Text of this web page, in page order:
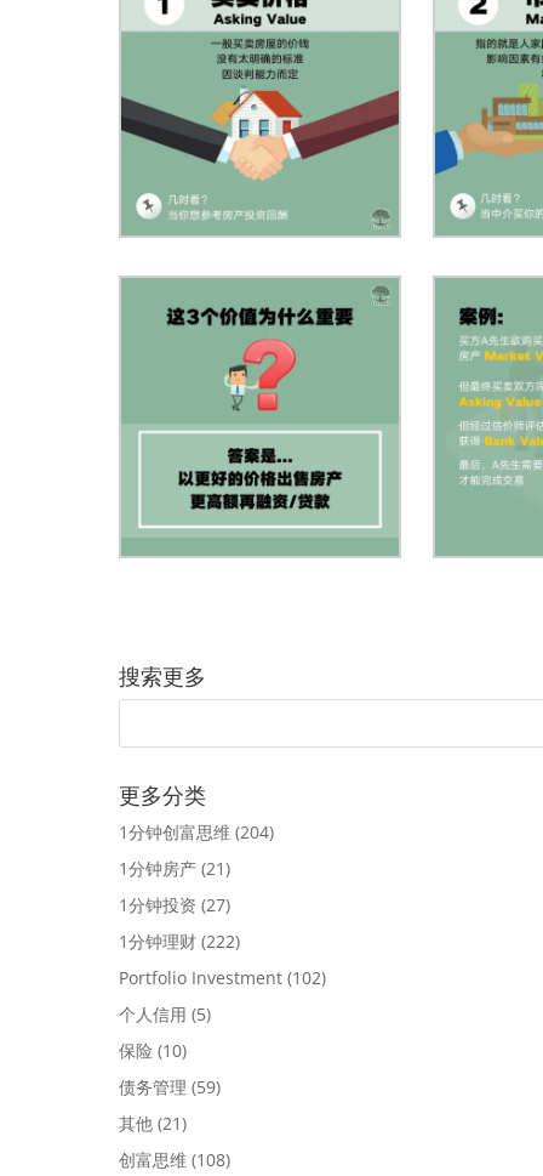
搜索更多
更多分类
1分钟创富思维 (204)
1分钟房产 (21)
1分钟投资 (27)
1分钟理财 (222)
Portfolio Investment (102)
个人信用 (5)
保险 (10)
债务管理 (59)
其他 (21)
创富思维 (108)